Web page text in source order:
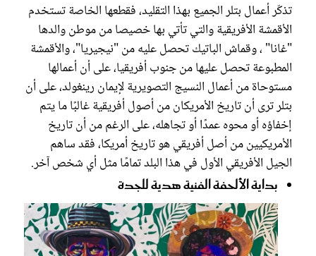
تذكّر أعمال بتلر الجميع بهذا التقليد، فقطعها الخاصة تستخدم
الأقمشة الأفريقية والتي تأتي بها خصيصا من موطن والدها
"غانا" ، وقماش الباتيك تحصل عليه من "نيجيريا"، والأقمشة
المطبوعة تحصل عليها من جنوب أفريقيا، على أن أعمالها
مستوحاة من أعمال النسيج التصويرية لإيمان رينغولد، على أن
بتلر ترى أن تاريخ الأمريكان من أصول أفريقية غالبًا ما يتم
إخفاؤه أو محوه عمدًا أو تجاهله، على الرغم من أن تاريخ
الأمريكيين من أصل أفريقي هو تاريخ أمريكا، فقد ساهم
الجيل الأفريقي الأول في هذا البلد تمامًا مثل أي شخص آخر.
بداية الألحفة الفنية هدية للجدة